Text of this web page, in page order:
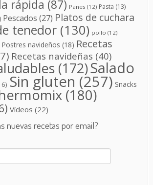
rápida (87) Panes (12) Pasta (13)
Pescados (27) Platos de cuchara
tenedor (130) pollo (12)
Postres navideños (18) Recetas
Recetas navideñas (40)
(172)Salado
Sin gluten (257) Snacks
(180)
Vídeos (22)
nuevas recetas por email?